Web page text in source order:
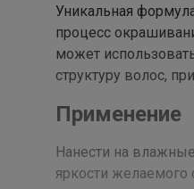
Уникальная
процесс
может
структуру волос,
Применение
Нанести на
яркости желаемого